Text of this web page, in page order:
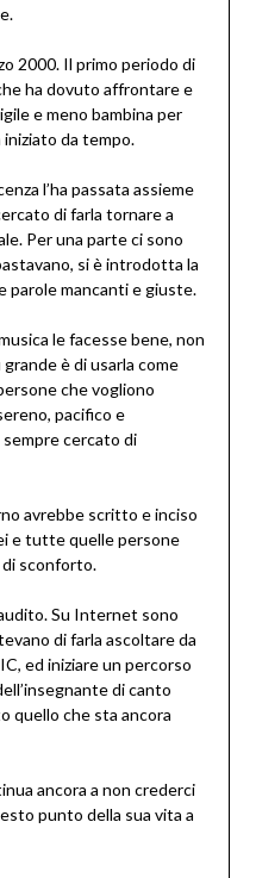
2000. Il primo periodo di
ha dovuto affrontare e
e meno bambina per
iniziato da tempo.
l’ha passata assieme
di farla tornare a
Per una parte ci sono
si è introdotta la
parole mancanti e giuste.
le facesse bene, non
è di usarla come
che vogliono
pacifico e
cercato di
avrebbe scritto e inciso
e tutte quelle persone
sconforto.
Su Internet sono
di farla ascoltare da
ed iniziare un percorso
di canto
quello che sta ancora
ancora a non crederci
punto della sua vita a